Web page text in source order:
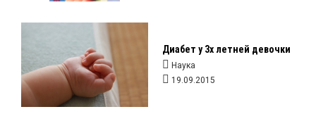
Диабет у 3х летней девочки
Наука
19.09.2015